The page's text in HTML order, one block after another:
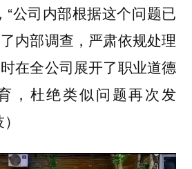
“公司内部根据这个问题已
内部调查，严肃依规处理
在全公司展开了职业道德
，杜绝类似问题再次发